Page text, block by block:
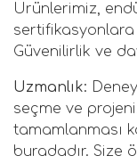
Ürünlerimiz,
Güvenilirlik ve
Uzmanlık:
seçme ve
tamamlanması
buradadır. Size